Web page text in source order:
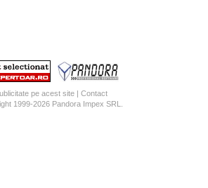
pe acest site| Contact
1999-2026 Pandora Impex SRL